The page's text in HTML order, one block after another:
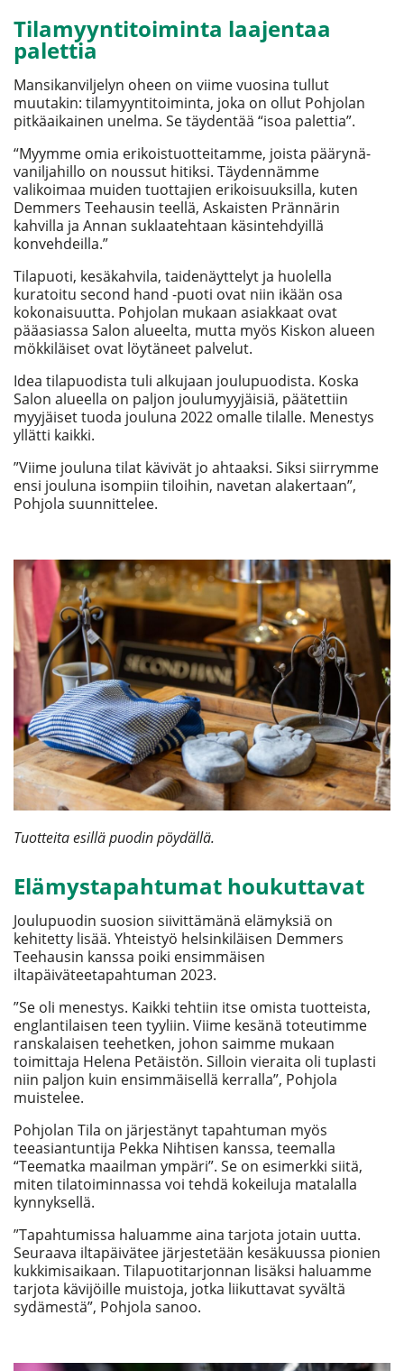
Tilamyyntitoiminta laajentaa
palettia
Mansikanviljelyn oheen on viime vuosina tullut
muutakin: tilamyyntitoiminta, joka on ollut Pohjolan
pitkäaikainen unelma. Se täydentää “isoa palettia”.
“Myymme omia erikoistuotteitamme, joista päärynä-
vaniljahillo on noussut hitiksi. Täydennämme
valikoimaa muiden tuottajien erikoisuuksilla, kuten
Demmers Teehausin teellä, Askaisten Prännärin
kahvilla ja Annan suklaatehtaan käsintehdyillä
konvehdeilla.”
Tilapuoti, kesäkahvila, taidenäyttelyt ja huolella
kuratoitu second hand -puoti ovat niin ikään osa
kokonaisuutta. Pohjolan mukaan asiakkaat ovat
pääasiassa Salon alueelta, mutta myös Kiskon alueen
mökkiläiset ovat löytäneet palvelut.
Idea tilapuodista tuli alkujaan joulupuodista. Koska
Salon alueella on paljon joulumyyjäisiä, päätettiin
myyjäiset tuoda jouluna 2022 omalle tilalle. Menestys
yllätti kaikki.
”Viime jouluna tilat kävivät jo ahtaaksi. Siksi siirrymme
ensi jouluna isompiin tiloihin, navetan alakertaan”,
Pohjola suunnittelee.
Tuotteita esillä puodin pöydällä.
Elämystapahtumat houkuttavat
Joulupuodin suosion siivittämänä elämyksiä on
kehitetty lisää. Yhteistyö helsinkiläisen Demmers
Teehausin kanssa poiki ensimmäisen
iltapäiväteetapahtuman 2023.
”Se oli menestys. Kaikki tehtiin itse omista tuotteista,
englantilaisen teen tyyliin. Viime kesänä toteutimme
ranskalaisen teehetken, johon saimme mukaan
toimittaja Helena Petäistön. Silloin vieraita oli tuplasti
niin paljon kuin ensimmäisellä kerralla”, Pohjola
muistelee.
Pohjolan Tila on järjestänyt tapahtuman myös
teeasiantuntija Pekka Nihtisen kanssa, teemalla
“Teematka maailman ympäri”. Se on esimerkki siitä,
miten tilatoiminnassa voi tehdä kokeiluja matalalla
kynnyksellä.
”Tapahtumissa haluamme aina tarjota jotain uutta.
Seuraava iltapäivätee järjestetään kesäkuussa pionien
kukkimisaikaan. Tilapuotitarjonnan lisäksi haluamme
tarjota kävijöille muistoja, jotka liikuttavat syvältä
sydämestä”, Pohjola sanoo.